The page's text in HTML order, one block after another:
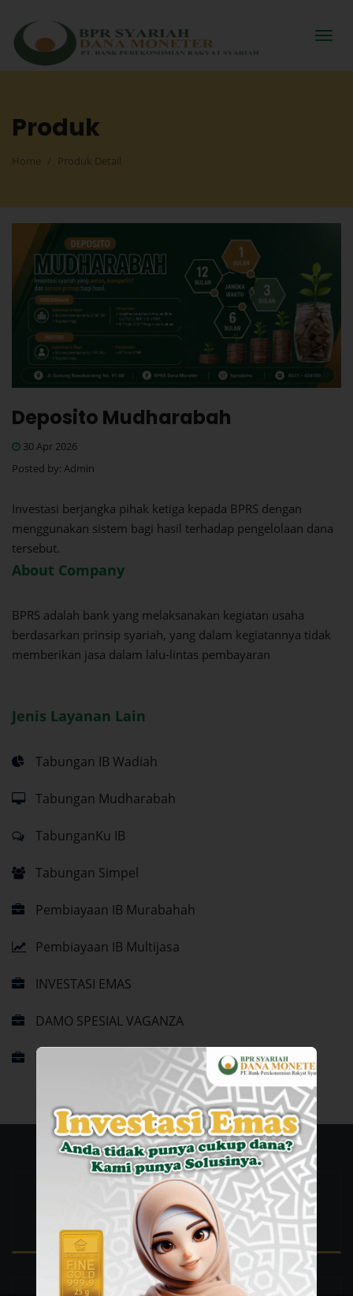
Produk
Home Produk Detail
Deposito Mudharabah
30 Apr 2026
Posted by: Admin
Investasi berjangka pihak ketiga kepada BPRS dengan
menggunakan sistem bagi hasil terhadap pengelolaan dana
tersebut.
About Company
BPRS adalah bank yang melaksanakan kegiatan usaha
berdasarkan prinsip syariah, yang dalam kegiatannya tidak
memberikan jasa dalam lalu-lintas pembayaran
Jenis Layanan Lain
Tabungan IB Wadiah
Tabungan Mudharabah
TabunganKu IB
Tabungan Simpel
Pembiayaan IB Murabahah
Pembiayaan IB Multijasa
INVESTASI EMAS
DAMO SPESIAL VAGANZA
Tabungan DaMo BERKAH+
Ada pertanyaan ?
+62 816 260 276